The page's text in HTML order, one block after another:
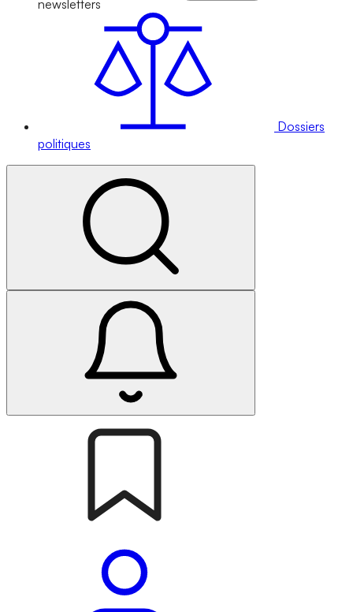
newsletters
Dossiers
politiques